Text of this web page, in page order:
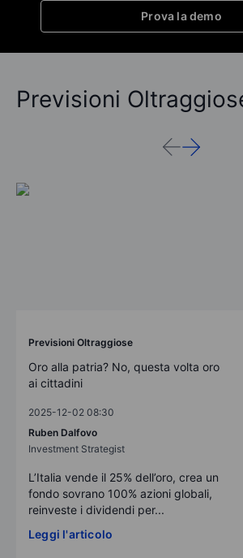
Prova la demo
Previsioni
Previsioni Oltraggiose
Oro alla patria? No, questa volta oro
ai cittadini
2025-12-02 08:30
Ruben Dalfovo
Investment Strategist
L’Italia vende il 25% dell’oro, crea un
fondo sovrano 100% azioni globali,
reinveste i dividendi per...
Leggi l'articolo